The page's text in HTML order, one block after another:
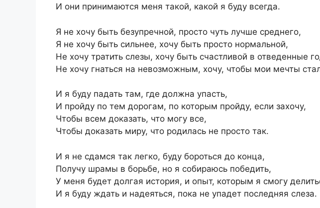
И они принимаются меня такой, какой я буду всегда.
Я не хочу быть безупречной, просто чуть лучше среднего,
Я не хочу быть сильнее, хочу быть просто нормальной,
Не хочу тратить слезы, хочу быть счастливой в отведенные
Не хочу гнаться на невозможным, хочу, чтобы мои мечты
И я буду падать там, где должна упасть,
И пройду по тем дорогам, по которым пройду, если захочу,
Чтобы всем доказать, что могу все,
Чтобы доказать миру, что родилась не просто так.
И я не сдамся так легко, буду бороться до конца,
Получу шрамы в борьбе, но я собираюсь победить,
У меня будет долгая история, и опыт, которым я смогу
И я буду ждать и надеяться, пока не упадет последняя слеза.